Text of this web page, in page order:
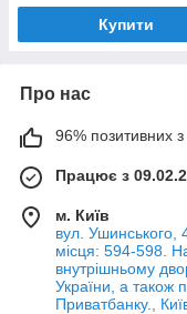
Купити
Про нас
96% позитивних з
Працює з
м. Київ
вул. Ушинського,
місця: 594-598.
внутрішньому
України, а також
Приватбанку.,